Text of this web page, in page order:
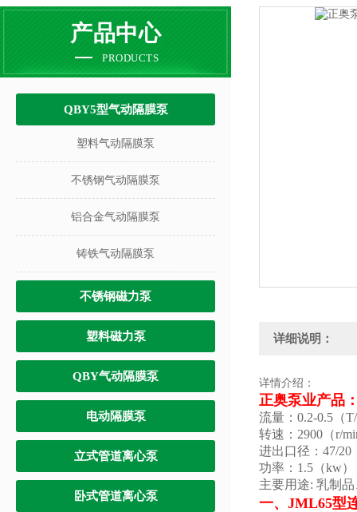
产品中心
PRODUCTS
QBY5型气动隔膜泵
塑料气动隔膜泵
不锈钢气动隔膜泵
铝合金气动隔膜泵
铸铁气动隔膜泵
不锈钢磁力泵
塑料磁力泵
QBY气动隔膜泵
电动隔膜泵
立式管道离心泵
卧式管道离心泵
详细说明：
详情介绍：
正奥泵业产品
流量：0.2-0.5（
转速：2900（r/
进出口径：47/20
功率：1.5（kw）
主要用途: 乳制
一、JML65型